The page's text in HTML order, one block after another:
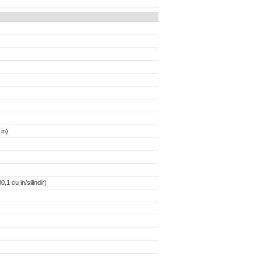
cu in/silindir)